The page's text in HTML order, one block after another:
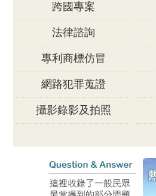
跨國專案
法律諮詢
專利商標仿冒
網路犯罪蒐證
攝影錄影及拍照